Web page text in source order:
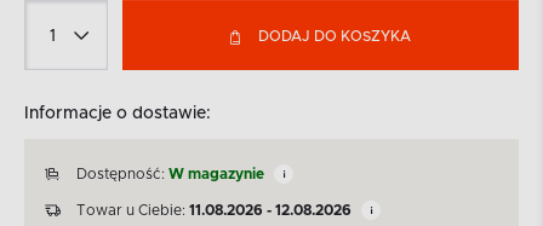
DODAJ DO KOSZYKA
Informacje o dostawie:
Dostępność: W magazynie
Towar u Ciebie: 11.08.2026 - 12.08.2026